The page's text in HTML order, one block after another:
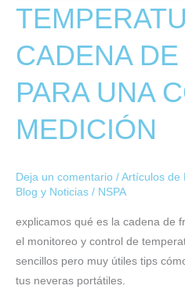
CADENA
PARA UNA
MEDICIÓN
Deja un comentario / Artículos de
Blog y Noticias / NSPA
explicamos qué es la cadena de
el monitoreo y control de
sencillos pero muy útiles tips
tus neveras portátiles.
TEMPERATURA
EN
CADENA
DE
FRÍO,
PARA
MEDICIÓN